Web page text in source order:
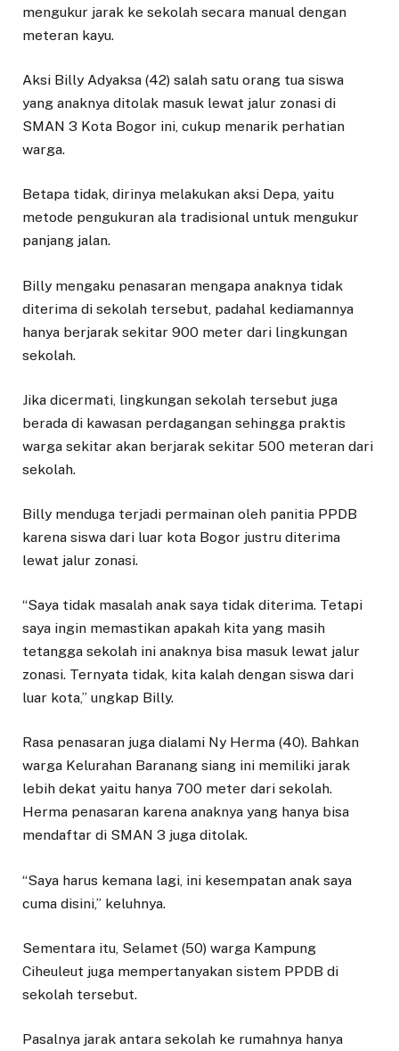
mengukur jarak ke sekolah secara manual dengan
meteran kayu.
Aksi Billy Adyaksa (42) salah satu orang tua siswa
yang anaknya ditolak masuk lewat jalur zonasi di
SMAN 3 Kota Bogor ini, cukup menarik perhatian
warga.
Betapa tidak, dirinya melakukan aksi Depa, yaitu
metode pengukuran ala tradisional untuk mengukur
panjang jalan.
Billy mengaku penasaran mengapa anaknya tidak
diterima di sekolah tersebut, padahal kediamannya
hanya berjarak sekitar 900 meter dari lingkungan
sekolah.
Jika dicermati, lingkungan sekolah tersebut juga
berada di kawasan perdagangan sehingga praktis
warga sekitar akan berjarak sekitar 500 meteran dari
sekolah.
Billy menduga terjadi permainan oleh panitia PPDB
karena siswa dari luar kota Bogor justru diterima
lewat jalur zonasi.
“Saya tidak masalah anak saya tidak diterima. Tetapi
saya ingin memastikan apakah kita yang masih
tetangga sekolah ini anaknya bisa masuk lewat jalur
zonasi. Ternyata tidak, kita kalah dengan siswa dari
luar kota,” ungkap Billy.
Rasa penasaran juga dialami Ny Herma (40). Bahkan
warga Kelurahan Baranang siang ini memiliki jarak
lebih dekat yaitu hanya 700 meter dari sekolah.
Herma penasaran karena anaknya yang hanya bisa
mendaftar di SMAN 3 juga ditolak.
“Saya harus kemana lagi, ini kesempatan anak saya
cuma disini,” keluhnya.
Sementara itu, Selamet (50) warga Kampung
Ciheuleut juga mempertanyakan sistem PPDB di
sekolah tersebut.
Pasalnya jarak antara sekolah ke rumahnya hanya